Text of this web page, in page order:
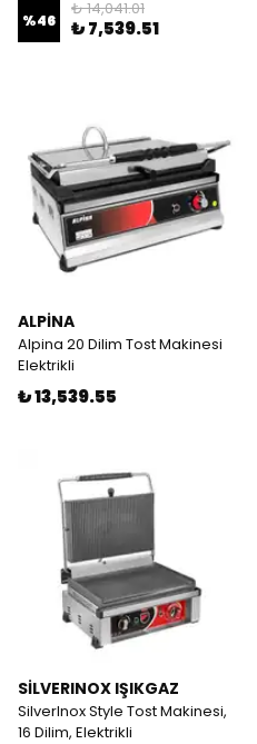
%46
₺ 14,041.01
₺ 7,539.51
ALPİNA
Alpina 20 Dilim Tost Makinesi
Elektrikli
₺ 13,539.55
SİLVERINOX IŞIKGAZ
SilverInox Style Tost Makinesi,
16 Dilim, Elektrikli